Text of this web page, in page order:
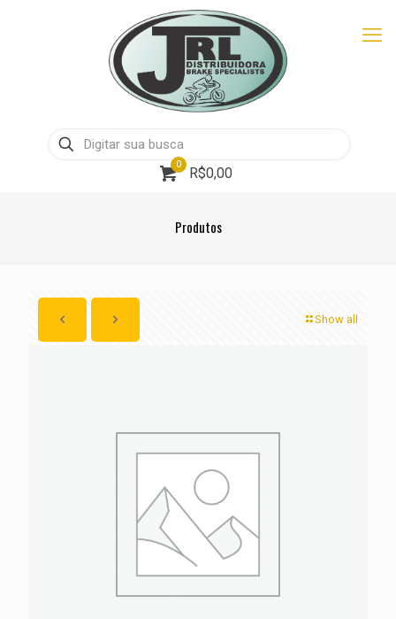
0
R$0,00
Produtos
Show all